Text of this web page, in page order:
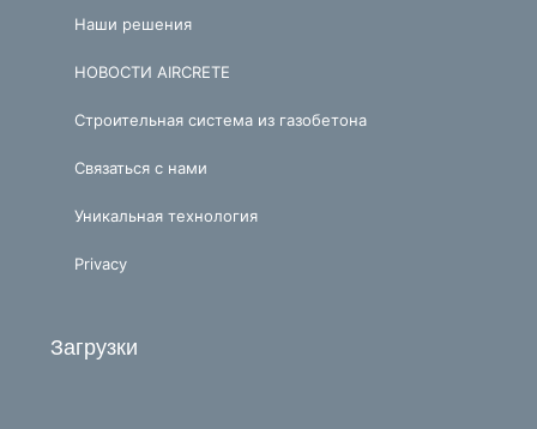
Наши решения
НОВОСТИ AIRCRETE
Строительная система из газобетона
Связаться с нами
Уникальная технология
Privacy
Загрузки